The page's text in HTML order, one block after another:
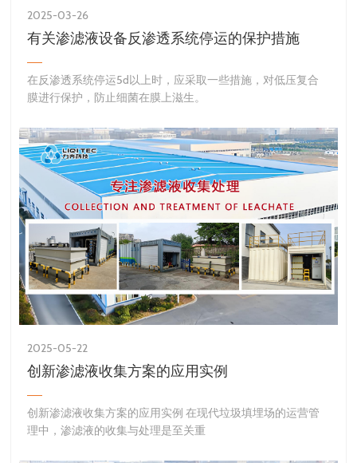
2025-03-26
有关渗滤液设备反渗透系统停运的保护措施
​在反渗透系统停运5d以上时，应采取一些措施，对低压复合
膜进行保护，防止细菌在膜上滋生。
2025-05-22
创新渗滤液收集方案的应用实例
创新渗滤液收集方案的应用实例 在现代垃圾填埋场的运营管
理中，渗滤液的收集与处理是至关重